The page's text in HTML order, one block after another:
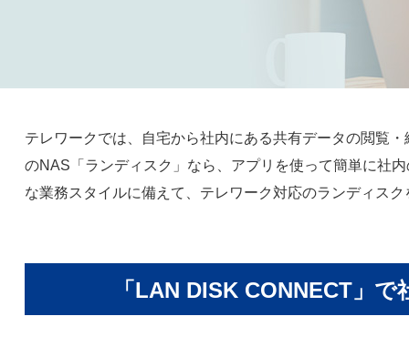
テレワークでは、自宅から社内にある共有データの閲覧
のNAS「ランディスク」なら、アプリを使って簡単に社
な業務スタイルに備えて、テレワーク対応のランディス
「LAN DISK CONNECT」